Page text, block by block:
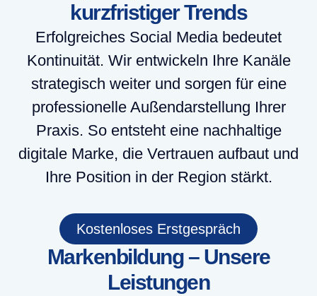
kurzfristiger Trends
Erfolgreiches Social Media bedeutet
Kontinuität. Wir entwickeln Ihre Kanäle
strategisch weiter und sorgen für eine
professionelle Außendarstellung Ihrer
Praxis. So entsteht eine nachhaltige
digitale Marke, die Vertrauen aufbaut und
Ihre Position in der Region stärkt.
Kostenloses Erstgespräch
Markenbildung – Unsere
Leistungen